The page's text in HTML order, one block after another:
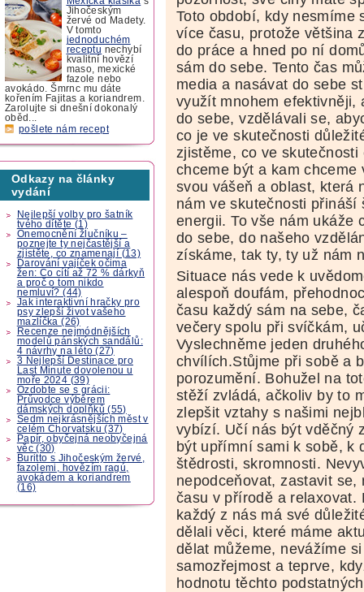
Jihočeským
žervé od Madety.
V tomto
jednoduchém
receptu nechybí
kvalitní hovězí
maso, mexické
fazole nebo
avokádo. Šmrnc mu dáte
kořením Fajitas a koriandrem.
Zarolujte si dnešní dokonalý
oběd...
pošlete nám recept
Odkazy na články
vydání
Nejlepší volby pro šatník
tvého dítěte (1)
Onemocnění žlučníku –
poznejte ty nejčastější a
zjistěte, co znamenají (13)
Darování vajíček očima
žen: Co cítí až 72 % dárkyň
a proč o tom nikdo
nemluví? (44)
Jak interaktivní hračky pro
psy zlepší život vašeho
mazlíčka (26)
Recenze nejmódnějších
modelů pánských sandálů:
4 návrhy na léto (27)
3 Nejlepší Destinace pro
Last Minute dovolenou u
moře 2024 (39)
Ozdobte se s grácii:
Průvodce výběrem
dámských doplňků (55)
Sedm nejkrásnějších měst v
celém Chorvatsku (37)
Papír, obyčejná neobyčejná
věc (30)
Buritto s Jihočeským žervé,
fazolemi, hovězím ragú,
avokádem a koriandrem
(16)
Toto období, kdy nesmíme
více času, protože většina
do práce a hned po ní
sám do sebe. Tento čas
media a nasávat do sebe
využít mnohem efektivněji,
do sebe, vzdělávali se,
co je ve skutečnosti
zjistěme, co ve
chceme být a kam
svou vášeň a oblast, která
nám ve skutečnosti
energii. To vše nám ukáže
do sebe, do našeho
získáme, tak ty, ty už nám
Situace nás vede k
alespoň doufám,
času každý sám na sebe,
večery spolu při svíčkám,
Vyslechněme jeden
chvílích.Stůjme při sobě a
porozumění. Bohužel na
stěží zvládá, ačkoliv by to
zlepšit vztahy s našimi
vybízí. Učí nás být vděčný
být upřímní sami k sobě, k
štědrosti, skromnosti.
nepodceňovat, zastavit
času v přírodě a relaxovat.
každý z nás má své
dělali věci, které máme
dělat můžeme, nevážíme
samozřejmost a teprve,
hodnotu těchto